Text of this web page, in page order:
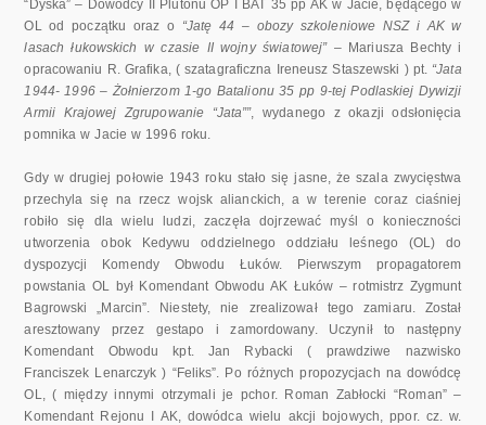
“Dyska” – Dowódcy II Plutonu OP I BAT 35 pp AK w Jacie, będącego w
OL od początku oraz o “Jatę 44 – obozy szkoleniowe NSZ i AK w
lasach łukowskich w czasie II wojny światowej”– Mariusza Bechty i
opracowaniu R. Grafika, ( szatagraficzna Ireneusz Staszewski ) pt. “Jata
1944- 1996 – Żołnierzom 1-go Batalionu 35 pp 9-tej Podlaskiej Dywizji
Armii Krajowej Zgrupowanie “Jata””, wydanego z okazji odsłonięcia
pomnika w Jacie w 1996 roku.
Gdy w drugiej połowie 1943 roku stało się jasne, że szala zwycięstwa
przechyla się na rzecz wojsk alianckich, a w terenie coraz ciaśniej
robiło się dla wielu ludzi, zaczęła dojrzewać myśl o konieczności
utworzenia obok Kedywu oddzielnego oddziału leśnego (OL) do
dyspozycji Komendy Obwodu Łuków. Pierwszym propagatorem
powstania OL był Komendant Obwodu AK Łuków – rotmistrz Zygmunt
Bagrowski „Marcin”. Niestety, nie zrealizował tego zamiaru. Został
aresztowany przez gestapo i zamordowany. Uczynił to następny
Komendant Obwodu kpt. Jan Rybacki ( prawdziwe nazwisko
Franciszek Lenarczyk ) “Feliks”. Po różnych propozycjach na dowódcę
OL, ( między innymi otrzymali je pchor. Roman Zabłocki “Roman” –
Komendant Rejonu I AK, dowódca wielu akcji bojowych, ppor. cz. w.